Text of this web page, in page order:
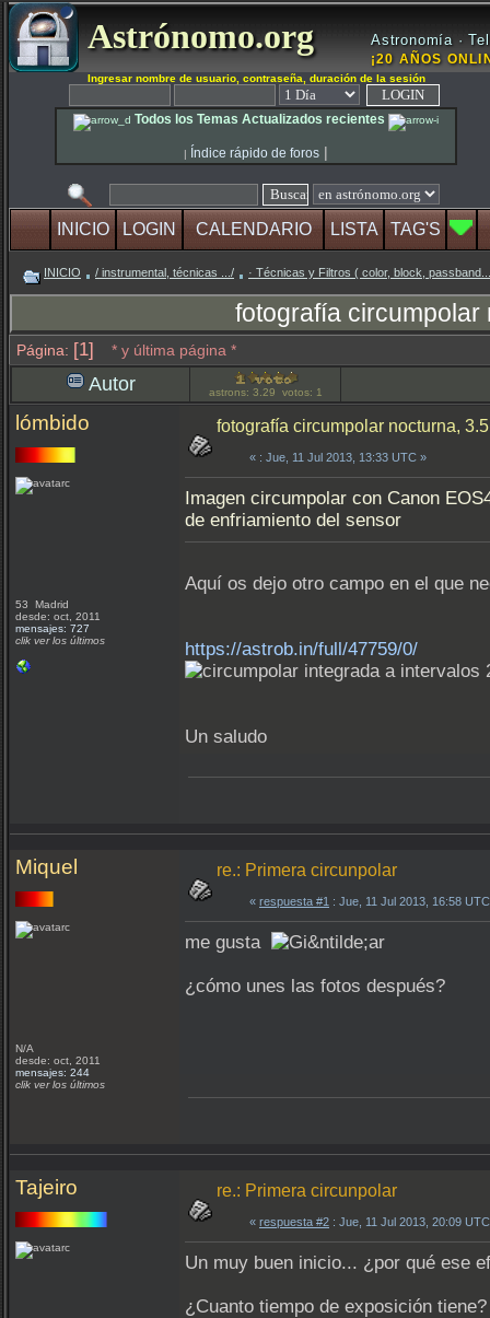
Astrónomo.org Astronomía ·
¡20 AÑOS
Ingresar nombre de usuario, contraseña, duración de la sesión
Todos los Temas Actualizados recientes
| Índice rápido de foros |
INICIO LOGIN CALENDARIO LISTA TAG'S
INICIO / instrumental, técnicas .../ · Técnicas y Filtros ( color, block,
fotografía circumpolar
Página: [1] * y última página *
Autor astrons: 3.29 votos: 1
lómbido
53 Madrid
desde: oct, 2011
mensajes: 727
clik ver los últimos
fotografía circumpolar nocturna,
« : Jue, 11 Jul 2013, 13:33 UTC »
Imagen circumpolar con Canon
de enfriamiento del sensor
Aquí os dejo otro campo en el que
https://astrob.in/full/47759/0/
Un saludo
Miquel
N/A
desde: oct, 2011
mensajes: 244
clik ver los últimos
re.: Primera circunpolar
« respuesta #1 : Jue, 11 Jul 2013, 16:58
me gusta
¿cómo unes las fotos después?
Tajeiro re.: Primera circunpolar
« respuesta #2 : Jue, 11 Jul 2013, 20:09
Un muy buen inicio... ¿por qué ese
¿Cuanto tiempo de exposición